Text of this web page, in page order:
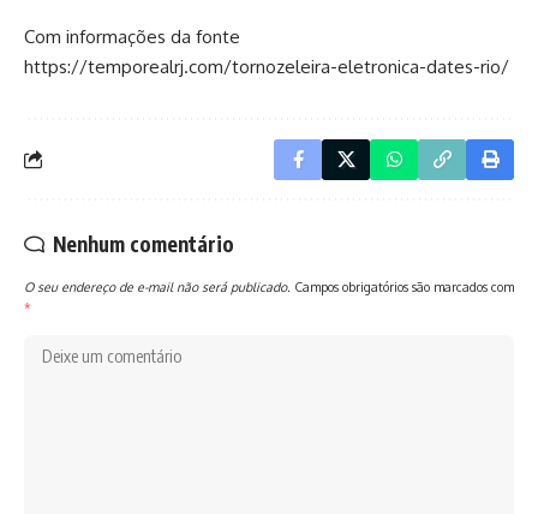
Com informações da fonte
https://temporealrj.com/tornozeleira-eletronica-dates-rio/
Nenhum comentário
O seu endereço de e-mail não será publicado. Campos obrigatórios são marcados com
*